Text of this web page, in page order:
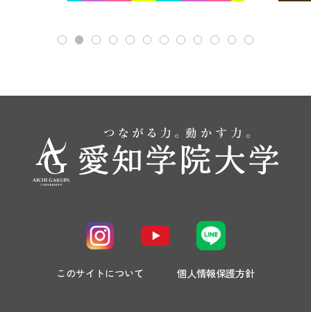
このサイトについて 個人情報保護方針